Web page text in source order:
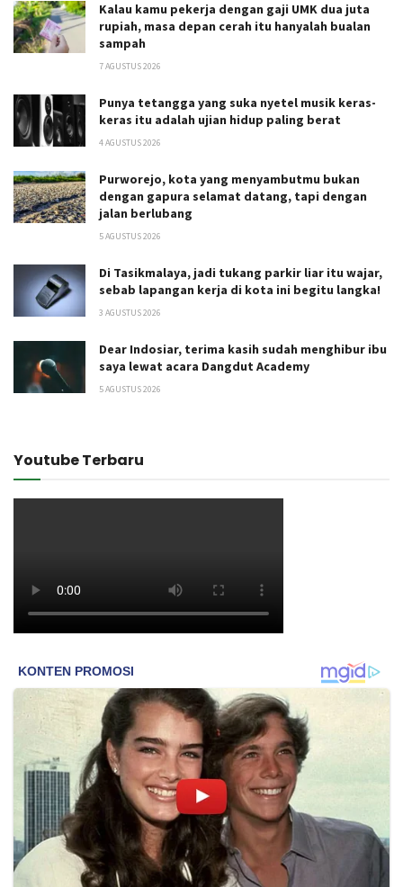
Kalau kamu pekerja dengan gaji UMK dua juta
rupiah, masa depan cerah itu hanyalah bualan
sampah
7 AGUSTUS 2026
Punya tetangga yang suka nyetel musik keras-
keras itu adalah ujian hidup paling berat
4 AGUSTUS 2026
Purworejo, kota yang menyambutmu bukan
dengan gapura selamat datang, tapi dengan
jalan berlubang
5 AGUSTUS 2026
Di Tasikmalaya, jadi tukang parkir liar itu wajar,
sebab lapangan kerja di kota ini begitu langka!
3 AGUSTUS 2026
Dear Indosiar, terima kasih sudah menghibur ibu
saya lewat acara Dangdut Academy
5 AGUSTUS 2026
Youtube Terbaru